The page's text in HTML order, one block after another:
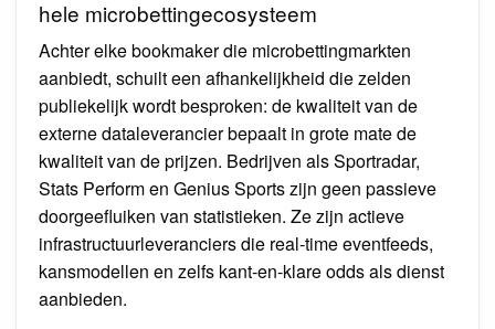
hele microbettingecosysteem
Achter elke bookmaker die microbettingmarkten
aanbiedt, schuilt een afhankelijkheid die zelden
publiekelijk wordt besproken: de kwaliteit van de
externe dataleverancier bepaalt in grote mate de
kwaliteit van de prijzen. Bedrijven als Sportradar,
Stats Perform en Genius Sports zijn geen passieve
doorgeefluiken van statistieken. Ze zijn actieve
infrastructuurleveranciers die real-time eventfeeds,
kansmodellen en zelfs kant-en-klare odds als dienst
aanbieden.